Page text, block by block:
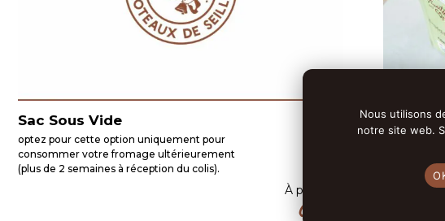
Sac Sous Vide
optez pour cette option uniquement pour
consommer votre fromage ultérieurement
(plus de 2 semaines à réception du colis).
À partir de
0.69
afin que
toute
Nous utilisons
notre site web.